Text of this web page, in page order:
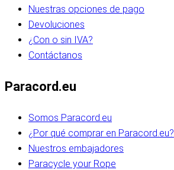
Nuestras opciones de pago
Devoluciones
¿Con o sin IVA?
Contáctanos
Paracord.eu
Somos Paracord.eu
¿Por qué comprar en Paracord.eu?
Nuestros embajadores
Paracycle your Rope